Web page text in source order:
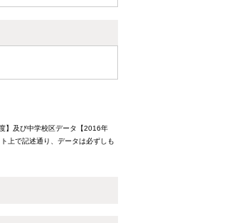
】及び中学校区データ【2016年
上で記述通り、データは必ずしも